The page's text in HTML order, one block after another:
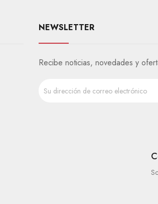
NEWSLETTER
Recibe noticias, novedades y